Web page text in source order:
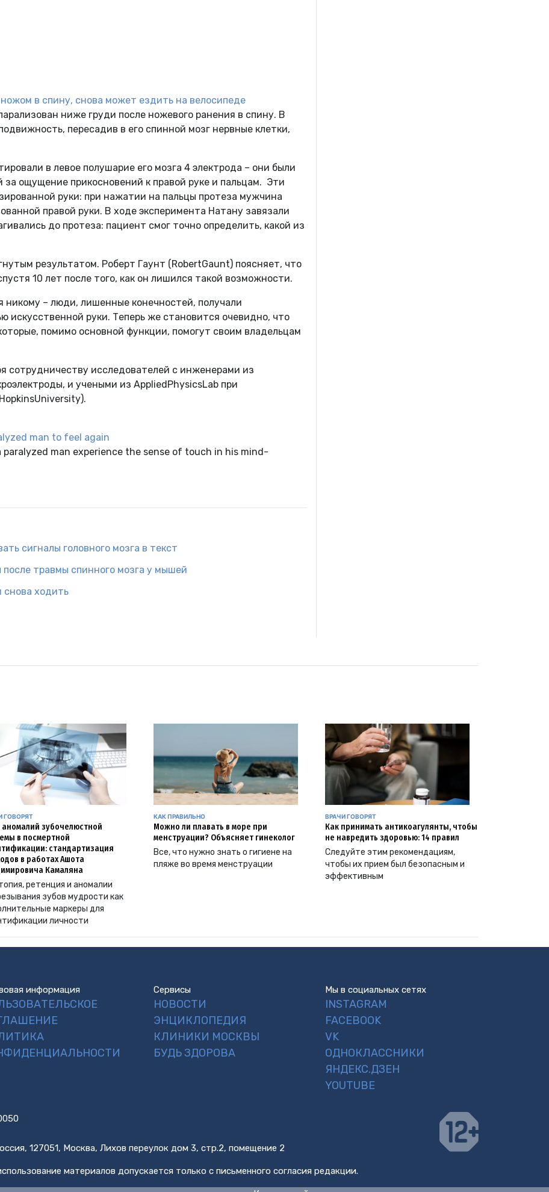
в спину, снова может ездить на велосипеде
ниже груди после ножевого ранения в спину. В
пересадив в его спинной мозг нервные клетки,
в левое полушарие его мозга 4 электрода – они были
ощущение прикосновений к правой руке и пальцам. Эти
руки: при нажатии на пальцы протеза мужчина
правой руки. В ходе эксперимента Натану завязали
до протеза: пациент смог точно определить, какой из
результатом. Роберт Гаунт (RobertGaunt) поясняет, что
10 лет после того, как он лишился такой возможности.
никому – люди, лишенные конечностей, получали
искусственной руки. Теперь же становится очевидно, что
помимо основной функции, помогут своим владельцам
сотрудничеству исследователей с инженерами из
и учеными из AppliedPhysicsLab при
man to feel again
man experience the sense of touch in his mind-
сигналы головного мозга в текст
после травмы спинного мозга у мышей
снова ходить
ГОВОРЯТ
аномалий зубочелюстной
в посмертной
стандартизация
в работах Ашота
Камаляна
ретенция и аномалии
зубов мудрости как
маркеры для
личности
КАК ПРАВИЛЬНО
Можно ли плавать в море при
менструации? Объясняет гинеколог
Все, что нужно знать о гигиене на
пляже во время менструации
ВРАЧИ ГОВОРЯТ
Как принимать антикоагулянты, чтобы
не навредить здоровью: 14 правил
Следуйте этим рекомендациям,
чтобы их прием был безопасным и
эффективным
информация Сервисы
НОВОСТИ
ЭНЦИКЛОПЕДИЯ
КЛИНИКИ МОСКВЫ
БУДЬ ЗДОРОВА
Мы в социальных сетях
INSTAGRAM
FACEBOOK
VK
ОДНОКЛАССНИКИ
ЯНДЕКС.ДЗЕН
YOUTUBE
127051, Москва, Лихов переулок дом 3, стр.2, помещение 2
материалов допускается только с письменного согласия редакции.